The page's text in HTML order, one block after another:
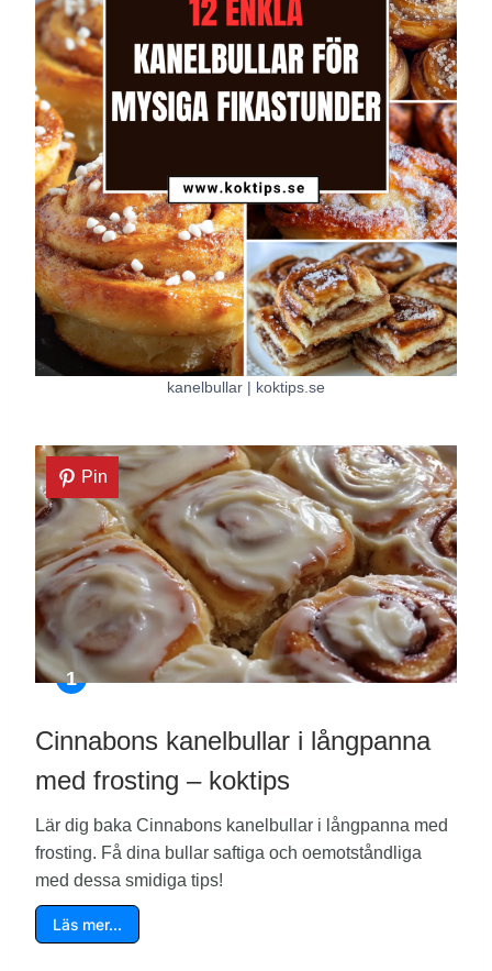
kanelbullar | koktips.se
Pin
Cinnabons kanelbullar i långpanna
med frosting – koktips
Lär dig baka Cinnabons kanelbullar i långpanna med
frosting. Få dina bullar saftiga och oemotståndliga
med dessa smidiga tips!
Läs mer…